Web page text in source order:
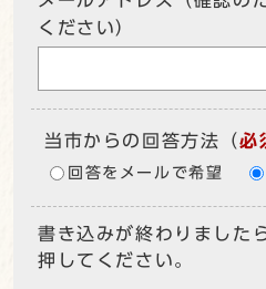
ください）
当市からの回答方法 （必
回答をメールで希望
書き込みが終わりました
押してください。